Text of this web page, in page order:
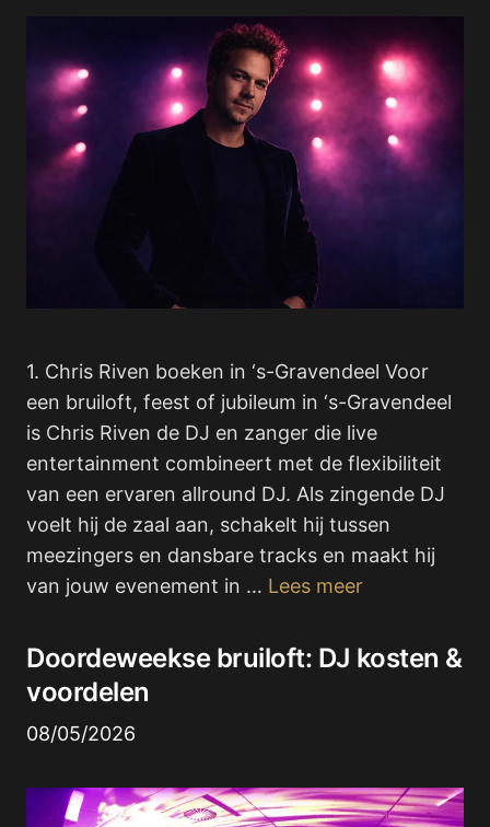
1. Chris Riven boeken in ‘s-Gravendeel Voor
een bruiloft, feest of jubileum in ‘s-Gravendeel
is Chris Riven de DJ en zanger die live
entertainment combineert met de flexibiliteit
van een ervaren allround DJ. Als zingende DJ
voelt hij de zaal aan, schakelt hij tussen
meezingers en dansbare tracks en maakt hij
van jouw evenement in … Lees meer
Doordeweekse bruiloft: DJ kosten &
voordelen
08/05/2026